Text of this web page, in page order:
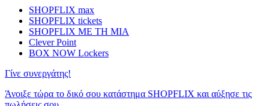
SHOPFLIX max
SHOPFLIX tickets
SHOPFLIX ΜΕ ΤΗ ΜΙΑ
Clever Point
BOX NOW Lockers
Γίνε συνεργάτης!
Άνοιξε τώρα το δικό σου κατάστημα SHOPFLIX και αύξησε τις